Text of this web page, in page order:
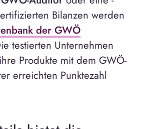
Bilanzen werden
der GWÖ
testierten Unternehmen
Produkte mit dem GWÖ-
erreichten Punktezahl